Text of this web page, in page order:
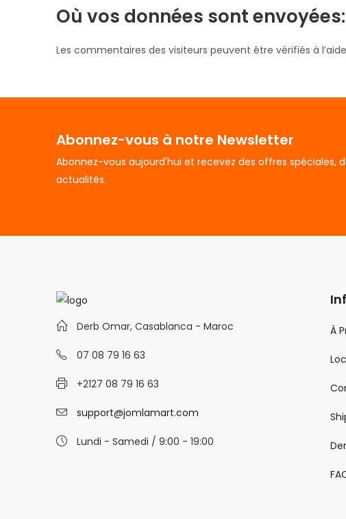
Où vos données sont envoyées:
Les commentaires des visiteurs peuvent être vérifiés à
Abonnez-vous à notre Newsletter
Abonnez-vous aujourd'hui et recevez des offres spéciales,
actualités.
Derb Omar, Casablanca - Maroc
07 08 79 16 63
+2127 08 79 16 63
support@jomlamart.com
Lundi - Samedi / 9:00 - 19:00
À